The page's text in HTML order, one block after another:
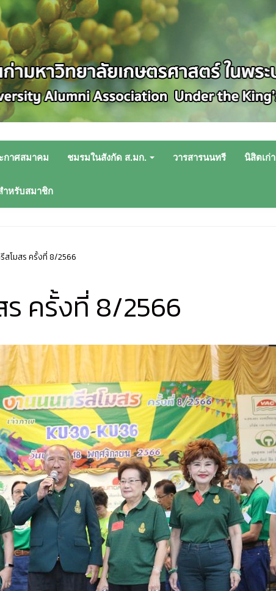
กาศสมาคม ชมรมในสังกัด ส.มก. วารสารนนทรี นิสิตเก่า
ำหรับสมาชิก
สโมสร ครั้งที่ 8/2566
ครั้งที่ 8/2566